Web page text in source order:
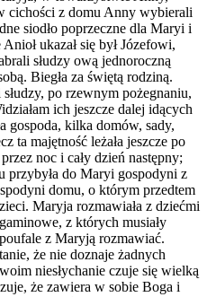
cichości z domu Anny wybierali
siodło poprzeczne dla Maryi i
ukazał się był Józefowi,
słudzy ową jednoroczną
Biegła za świętą rodziną.
po rzewnym pożegnaniu,
ich jeszcze dalej idących
gospoda, kilka domów, sady,
ta majętność leżała jeszcze po
noc i cały dzień następny;
przybyła do Maryi gospodyni z
domu, o którym przedtem
Maryja rozmawiała z dziećmi
z których musiały
z Maryją rozmawiać.
że nie doznaje żadnych
niesłychanie czuje się wielką
że zawiera w sobie Boga i